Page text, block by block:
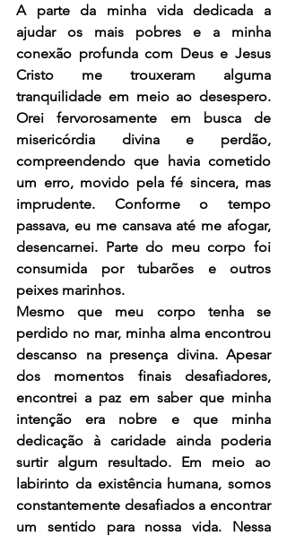
A parte da minha vida dedicada a
ajudar os mais pobres e a minha
conexão profunda com Deus e Jesus
Cristo me trouxeram alguma
tranquilidade em meio ao desespero.
Orei fervorosamente em busca de
misericórdia divina e perdão,
compreendendo que havia cometido
um erro, movido pela fé sincera, mas
imprudente. Conforme o tempo
passava, eu me cansava até me afogar,
desencarnei. Parte do meu corpo foi
consumida por tubarões e outros
peixes marinhos.
Mesmo que meu corpo tenha se
perdido no mar, minha alma encontrou
descanso na presença divina. Apesar
dos momentos finais desafiadores,
encontrei a paz em saber que minha
intenção era nobre e que minha
dedicação à caridade ainda poderia
surtir algum resultado. Em meio ao
labirinto da existência humana, somos
constantemente desafiados a encontrar
um sentido para nossa vida. Nessa